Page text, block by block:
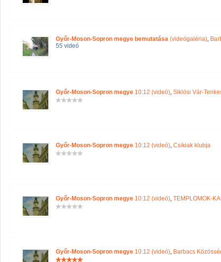
Győr-Moson-Sopron megye bemutatása (videógaléria),
55 videó
Győr-Moson-Sopron megye 10:12 (videó), Siklósi Vár-
Győr-Moson-Sopron megye 10:12 (videó), Csikiak klubja
Győr-Moson-Sopron megye 10:12 (videó), TEMPLOMOK-
Győr-Moson-Sopron megye 10:12 (videó), Barbacs